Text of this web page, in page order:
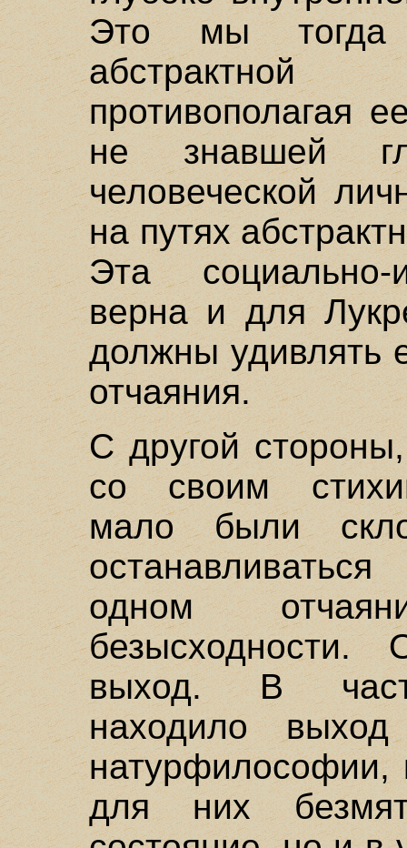
Это мы тогда
абстрактной
противополагая
не знавшей
человеческой
на путях
Эта социально-
верна и для
должны удивлять
отчаяния.
С другой
со своим
мало были
одном
безысходности.
выход. В
находило
натурфилософии,
для них